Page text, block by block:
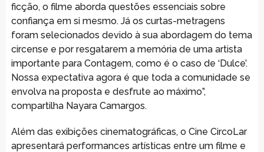
ficção, o filme aborda questões essenciais sobre
confiança em si mesmo. Já os curtas-metragens
foram selecionados devido à sua abordagem do tema
circense e por resgatarem a memória de uma artista
importante para Contagem, como é o caso de ‘Dulce’.
Nossa expectativa agora é que toda a comunidade se
envolva na proposta e desfrute ao máximo”,
compartilha Nayara Camargos.
Além das exibições cinematográficas, o Cine CircoLar
apresentará performances artísticas entre um filme e